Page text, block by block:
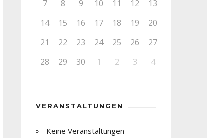
7
8 9 10 11 12
13
14
15 16 17 18 19
20
21
22 23 24 25 26
27
28
29 30 1 2 3 4
VERANSTALTUNGEN
Keine Veranstaltungen